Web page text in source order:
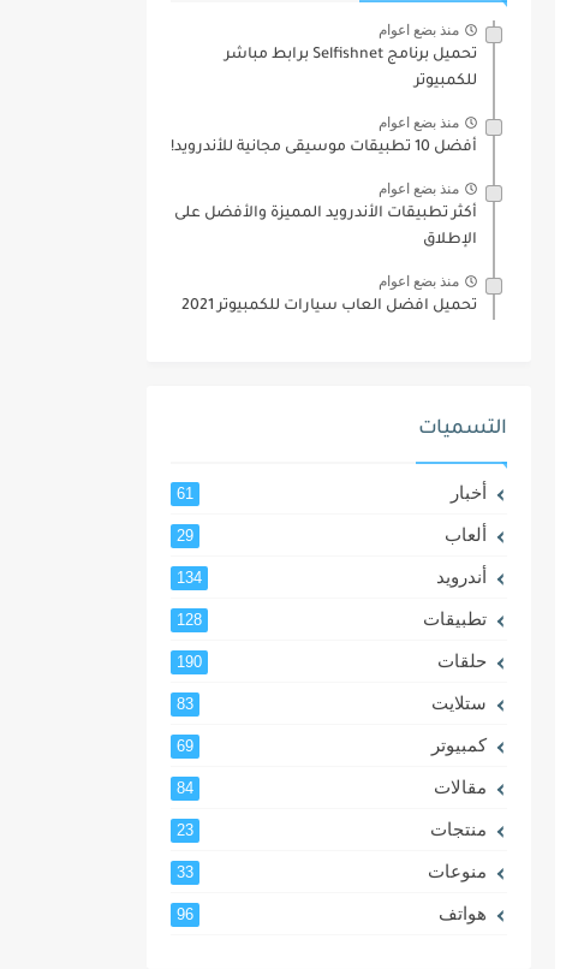
منذ بضع اعوام
تحميل برنامج Selfishnet برابط مباشر
للكمبيوتر
منذ بضع اعوام
أفضل 10 تطبيقات موسيقى مجانية للأندرويد!
منذ بضع اعوام
أكثر تطبيقات الأندرويد المميزة والأفضل على
الإطلاق
منذ بضع اعوام
تحميل افضل العاب سيارات للكمبيوتر 2021
التسميات
أخبار 61
ألعاب 29
أندرويد 134
تطبيقات 128
حلقات 190
ستلايت 83
كمبيوتر 69
مقالات 84
منتجات 23
منوعات 33
هواتف 96